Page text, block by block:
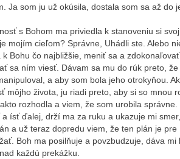
Ja som ju už okúsila, dostala som sa až do
s Bohom ma priviedla k stanoveniu si
mojím cieľom? Správne, Uhádli ste. Alebo
k Bohu čo najbližšie, meniť sa a
sa ním viesť. Dávam sa mu do rúk preto,
a aby som bola jeho otrokyňou.
môjho života, ju riadi preto, aby si so mnou
rozhodla a viem, že som urobila
ísť ďalej, drží ma za ruku a ukazuje mi
a už teraz dopredu viem, že ten plán je
Boh ma posilňuje a povzbudzuje, dáva
každú prekážku.